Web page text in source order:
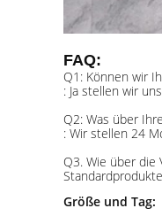
FAQ:
Q1: Können wir
: Ja stellen wir
Q2: Was über
: Wir stellen 24
Q3. Wie über die
Größe und Tag: